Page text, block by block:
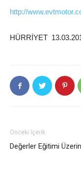
http://
HÜRRİYET
Önceki İçerik
Değerler Eğitimi